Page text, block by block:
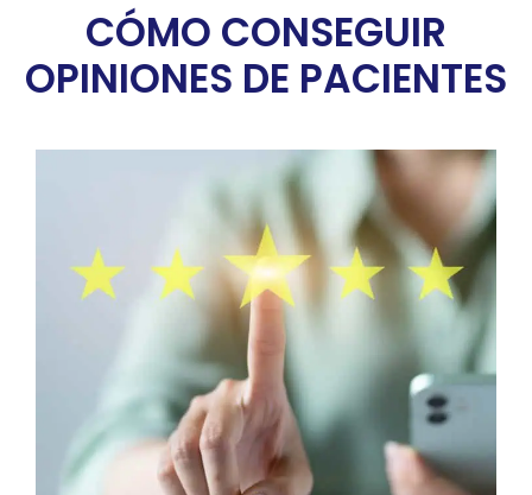
CÓMO CONSEGUIR
OPINIONES DE PACIENTES